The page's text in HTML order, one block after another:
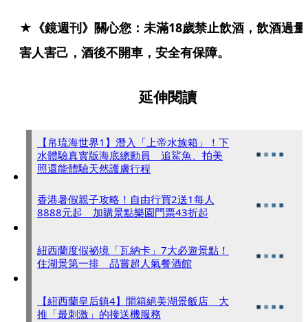
★《鏡週刊》關心您：未滿18歲禁止飲酒，飲酒過量
害人害己，酒後不開車，安全有保障。
延伸閱讀
【帛琉海世界1】潛入「上帝水族箱」！下
水體驗真實版海底總動員 追鯊魚、拍美
照還能體驗天然護膚行程
香港暑假親子攻略！自由行買2送1每人
8888元起 加購景點樂園門票43折起
紐西蘭度假祕境「瓦納卡」7大必遊景點！
住湖景第一排 品嘗超人氣餐酒館
【紐西蘭皇后鎮4】開箱絕美湖景飯店 大
推「最刺激」的接送機服務